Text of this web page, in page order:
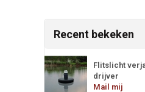
Recent bekeken
Flitslicht
drijver
Mail mij